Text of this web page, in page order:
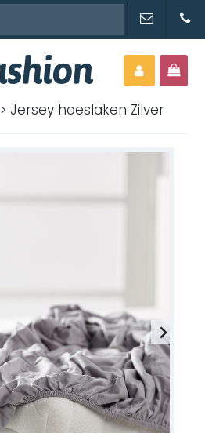
> Jersey hoeslaken Zilver